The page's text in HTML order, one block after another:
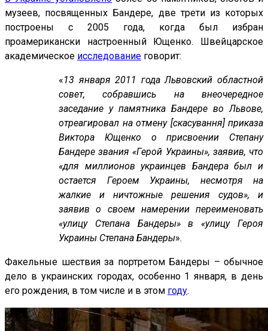
музеев, посвященных Бандере, две трети из которых
построены с 2005 года, когда был избран
проамерикански настроенный Ющенко. Швейцарское
академическое исследование говорит:
«13 января 2011 года Львовский областной
совет, собравшись на внеочередное
заседание у памятника Бандере во Львове,
отреагировал на отмену [скасування] приказа
Виктора Ющенко о присвоении Степану
Бандере звания «Герой Украины», заявив, что
«для миллионов украинцев Бандера был и
остается Героем Украины, несмотря на
жалкие и ничтожные решения судов», и
заявив о своем намерении переименовать
«улицу Степана Бандеры» в «улицу Героя
Украины Степана Бандеры».
Факельные шествия за портретом Бандеры – обычное
дело в украинских городах, особенно 1 января, в день
его рождения, в том числе и в этом году.